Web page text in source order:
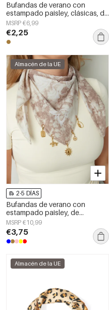
Bufandas de verano con
estampado paisley, clásicas, de
poliéster, accesorios para el día
a día.
MSRP €6,99
€2,25
Almacén de la UE
2-5 DÍAS
Bufandas de verano con
estampado paisley, de
algodón, ideales para
vacaciones y uso diario.
MSRP €10,99
€3,75
Almacén de la UE